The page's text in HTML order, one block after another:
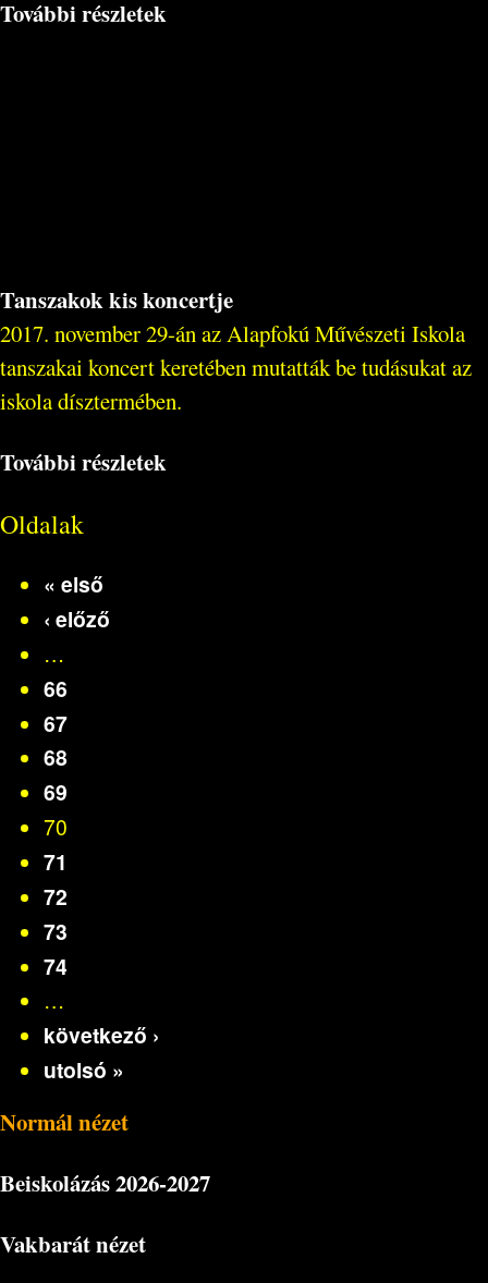
További részletek
Tanszakok kis koncertje
2017. november 29-án az Alapfokú Művészeti Iskola
tanszakai koncert keretében mutatták be tudásukat az
iskola dísztermében.
További részletek
Oldalak
« első
‹ előző
…
66
67
68
69
70
71
72
73
74
…
következő ›
utolsó »
Normál nézet
Beiskolázás2026-2027
Vakbarát nézet